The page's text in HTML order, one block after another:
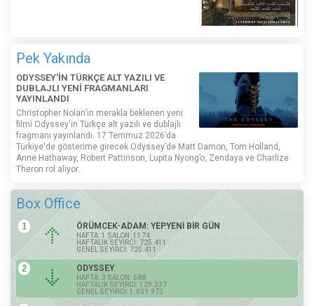
Pek Yakında
ODYSSEY'İN TÜRKÇE ALT YAZILI VE
DUBLAJLI YENİ FRAGMANLARI
YAYINLANDI
Christopher Nolan’ın merakla beklenen yeni
filmi Odyssey'in Türkçe alt yazılı ve dublajlı
fragmanı yayınlandı. 17 Temmuz 2026’da
Türkiye'de gösterime girecek Odyssey’de Matt Damon, Tom Holland,
Anne Hathaway, Robert Pattinson, Lupita Nyong’o, Zendaya ve Charlize
Theron rol alıyor.
Box Office
1 ÖRÜMCEK-ADAM: YEPYENİ BİR GÜN
HAFTA: 1 SALON: 1174
HAFTALIK SEYİRCİ: 725.411
GENEL SEYİRCİ: 725.411
2 ODYSSEY
HAFTA: 3 SALON: 588
HAFTALIK SEYİRCİ: 129.337
GENEL SEYİRCİ: 1.039.973